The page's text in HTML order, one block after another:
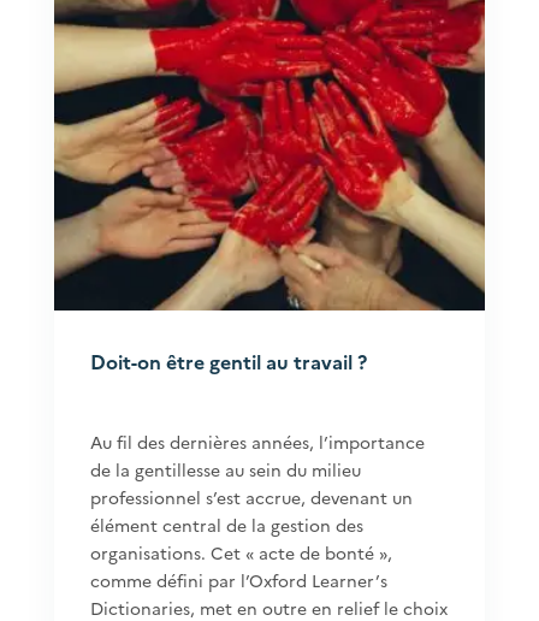
Doit-on être gentil au travail ?
Au fil des dernières années, l’importance
de la gentillesse au sein du milieu
professionnel s’est accrue, devenant un
élément central de la gestion des
organisations. Cet « acte de bonté »,
comme défini par l’Oxford Learner’s
Dictionaries, met en outre en relief le choix